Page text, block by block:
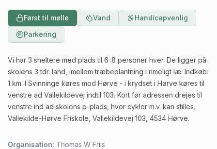
Først til mølle Vand
Handicapvenlig
Parkering
Vi har 3 sheltere med plads til 6-8 personer hver. De ligger på
skolens 3 tdr. land, imellem træbeplantning i rimeligt læ. Indkøb:
1 km. I Svinninge køres mod Hørve - i krydset i Hørve køres til
venstre ad Vallekildevej indtil 103. Kort før adressen drejes til
venstre ind ad skolens p-plads, hvor cykler m.v. kan stilles.
Vallekilde-Hørve Friskole, Vallekildevej 103, 4534 Hørve.
Organisation: Thomas W Friis